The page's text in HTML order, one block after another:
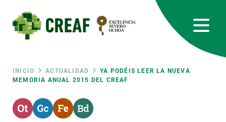
contenido
principal
Ruta
de
INICIO ACTUALIDAD
YA PODÉIS LEER LA NUEVA
MEMORIA ANUAL 2015 DEL CREAF
RRSS
Featured
INTRANET